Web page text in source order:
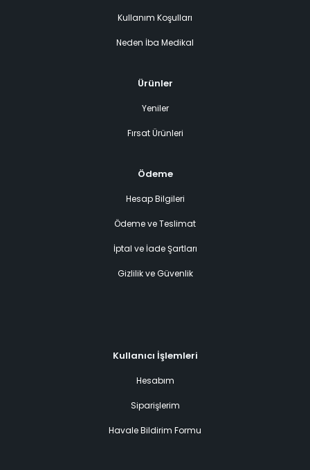
Kullanım Koşulları
Neden İba Medikal
Ürünler
Yeniler
Fırsat Ürünleri
Ödeme
Hesap Bilgileri
Ödeme ve Teslimat
İptal ve İade Şartları
Gizlilik ve Güvenlik
Kullanıcı İşlemleri
Hesabım
Siparişlerim
Havale Bildirim Formu